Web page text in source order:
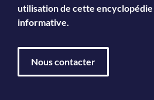
utilisation de cette
informative.
Nous contacter